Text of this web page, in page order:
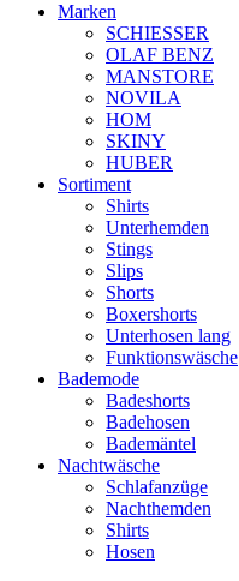
Marken
SCHIESSER
OLAF BENZ
MANSTORE
NOVILA
HOM
SKINY
HUBER
Sortiment
Shirts
Unterhemden
Stings
Slips
Shorts
Boxershorts
Unterhosen lang
Funktionswäsche
Bademode
Badeshorts
Badehosen
Bademäntel
Nachtwäsche
Schlafanzüge
Nachthemden
Shirts
Hosen